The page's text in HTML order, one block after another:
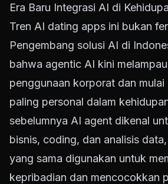
Era Baru Integrasi AI di
Tren AI dating apps ini bukan
Pengembang solusi AI di
bahwa agentic AI kini
penggunaan korporat dan mulai
paling personal dalam
sebelumnya AI agent dikenal
bisnis, coding, dan analisis
yang sama digunakan untuk
kepribadian dan mencocokkan